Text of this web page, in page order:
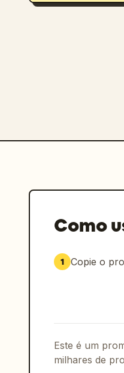
Como
1 Copie o
Este é um
milhares de